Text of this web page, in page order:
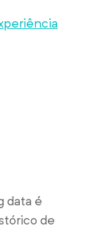
data é
de